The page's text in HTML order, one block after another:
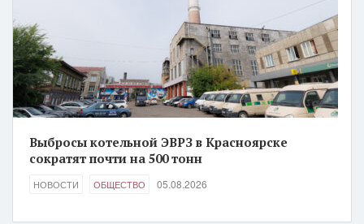
Выбросы котельной ЭВРЗ в Красноярске
сократят почти на 500 тонн
НОВОСТИ ОБЩЕСТВО 05.08.2026